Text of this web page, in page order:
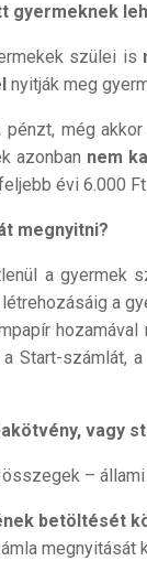
gyermeknek
szülei is
nyitják meg
még
azonban nem
évi 6.000
megnyitni?
a gyermek
a
Start-
vagy
–
betöltését
megnyitását